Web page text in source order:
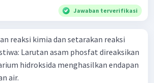
Jawaban terverifikasi
reaksi kimia dan setarakan reaksi
direaksikan
hidroksida menghasilkan endapan
air.